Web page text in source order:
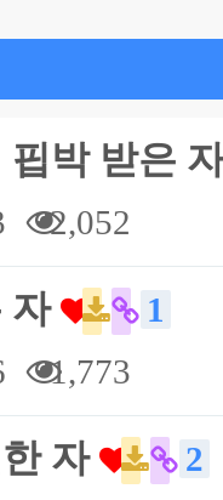
핍박 받은
2,052
자
1
1,773
자
2